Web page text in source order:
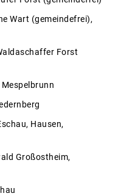
Wart (gemeindefrei),
Forst
Hausen,
Großostheim,